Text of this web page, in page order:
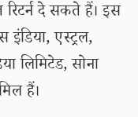
दे सकते हैं। इस
एस्ट्रल,
लिमिटेड, सोना
हैं।